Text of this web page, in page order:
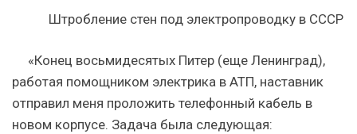
Штробление стен под электропроводку в СССР
«Конец восьмидесятых Питер (еще Ленинград),
работая помощником электрика в АТП, наставник
отправил меня проложить телефонный кабель в
новом корпусе. Задача была следующая: